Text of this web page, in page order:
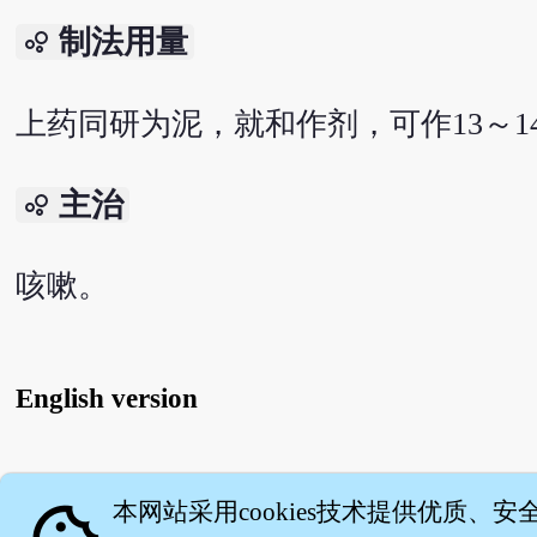
bubble_chart 制法用量
上药同研为泥，就和作剂，可作13～
bubble_chart 主治
咳嗽。
English version
关
本网站采用cookies技术提供优质、安